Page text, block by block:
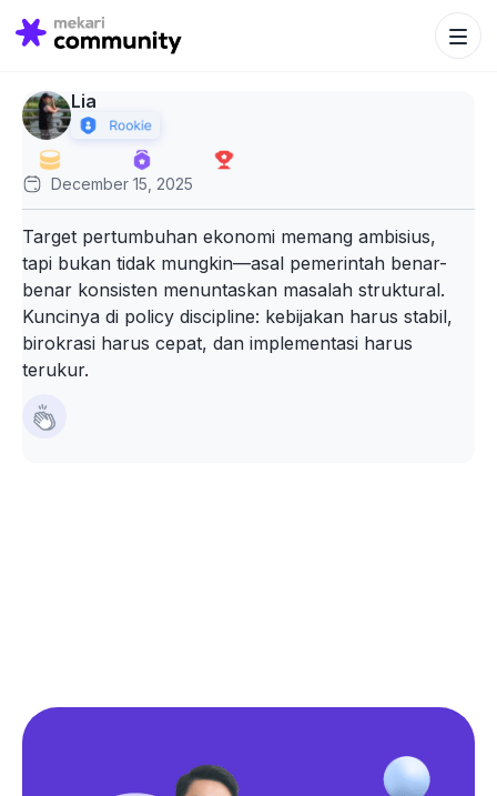
Search
for:
Search
Lia
December 15, 2025
Target pertumbuhan ekonomi memang ambisius,
tapi bukan tidak mungkin—asal pemerintah benar-
benar konsisten menuntaskan masalah struktural.
Kuncinya di policy discipline: kebijakan harus stabil,
birokrasi harus cepat, dan implementasi harus
terukur.